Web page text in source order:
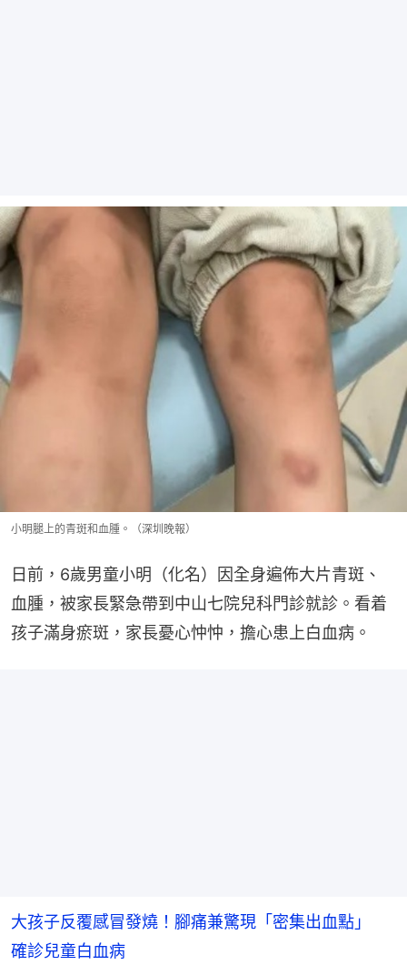
小明腿上的青斑和血腫。（深圳晚報）
日前，6歲男童小明（化名）因全身遍佈大片青斑、
血腫，被家長緊急帶到中山七院兒科門診就診。看着
孩子滿身瘀斑，家長憂心忡忡，擔心患上白血病。
大孩子反覆感冒發燒！腳痛兼驚現「密集出血點」
確診兒童白血病